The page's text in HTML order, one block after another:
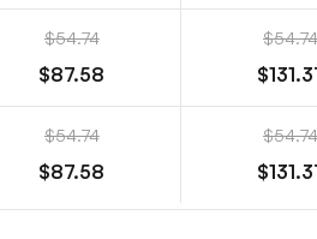
$54.74
$87.58
$54.74
$54.74
$87.58
$54.74